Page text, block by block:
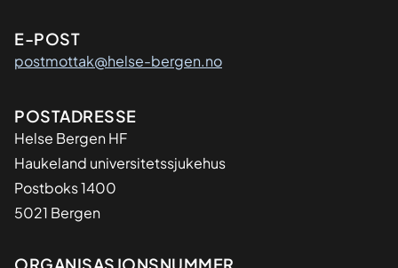
E-POST
postmottak@helse-bergen.no
Adresse
POSTADRESSE
Helse Bergen HF
Haukeland universitetssjukehus
Postboks 1400
5021 Bergen
ORGANISASJONSNUMMER